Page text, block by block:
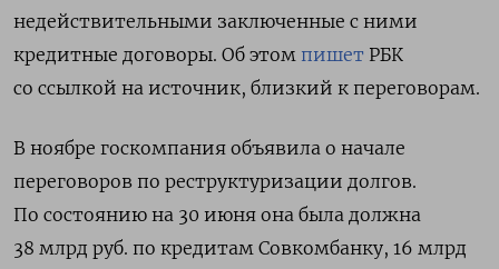
недействительными заключенные с ними
кредитные договоры. Об этом пишет РБК
со ссылкой на источник, близкий к переговорам.
В ноябре госкомпания объявила о начале
переговоров по реструктуризации долгов.
По состоянию на 30 июня она была должна
38 млрд руб. по кредитам Совкомбанку, 16 млрд